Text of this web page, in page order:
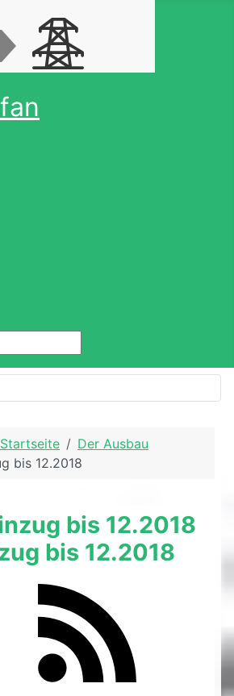
Startseite
Der Ausbau
bis 12.2018
bis 12.2018
bis 12.2018